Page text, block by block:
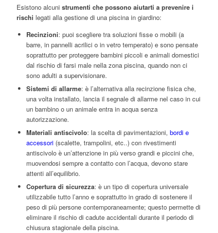
Esistono alcuni strumenti che possono aiutarti a prevenire i
rischi legati alla gestione di una piscina in giardino:
Recinzioni: puoi scegliere tra soluzioni fisse o mobili (a
barre, in pannelli acrilici o in vetro temperato) e sono pensate
soprattutto per proteggere bambini piccoli e animali domestici
dal rischio di farsi male nella zona piscina, quando non ci
sono adulti a supervisionare.
Sistemi di allarme: è l’alternativa alla recinzione fisica che,
una volta installato, lancia il segnale di allarme nel caso in cui
un bambino o un animale entra in acqua senza
autorizzazione.
Materiali antiscivolo: la scelta di pavimentazioni, bordi e
accessori(scalette, trampolini, etc..) con rivestimenti
antiscivolo è un’attenzione in più verso grandi e piccini che,
muovendosi sempre a contatto con l’acqua, devono stare
attenti all’equilibrio.
Copertura di sicurezza: è un tipo di copertura universale
utilizzabile tutto l’anno e soprattutto in grado di sostenere il
peso di più persone contemporaneamente; questo permette di
eliminare il rischio di cadute accidentali durante il periodo di
chiusura stagionale della piscina.